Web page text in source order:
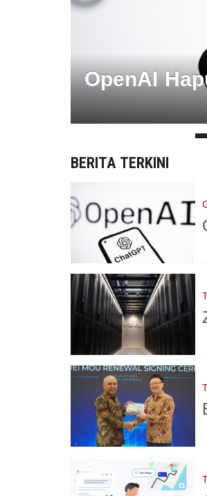
OpenAI
BERITA TERKINI